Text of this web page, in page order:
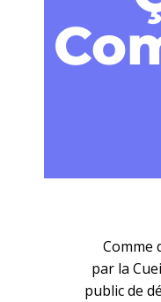
Comme
par la
public de